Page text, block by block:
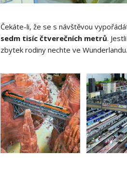
Čekáte-li, že se s návštěvou
sedm tisíc čtverečních metrů.
zbytek rodiny nechte ve Wunderlandu.